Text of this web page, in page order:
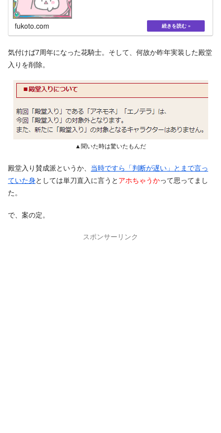
fukoto.com
気付けば7周年になった花騎士。そして、何故か昨年実装した殿堂
入りを削除。
▲聞いた時は驚いたもんだ
殿堂入り賛成派というか、 当時ですら「判断が遅い」とまで言っ
ていた身としては単刀直入に言うと アホちゃうかって思ってまし
た。
で、案の定。
スポンサーリンク